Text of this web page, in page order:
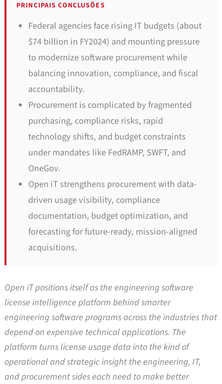
PRINCIPAIS CONCLUSÕES
Federal agencies face rising IT budgets (about
$74 billion in FY2024) and mounting pressure
to modernize software procurement while
balancing innovation, compliance, and fiscal
accountability.
Procurement is complicated by fragmented
purchasing, compliance risks, rapid
technology shifts, and budget constraints
under mandates like FedRAMP, SWFT, and
OneGov.
Open iT strengthens procurement with data-
driven usage visibility, compliance
documentation, budget optimization, and
forecasting for future-ready, mission-aligned
acquisitions.
Open iT positions itself as the engineering software
license intelligence platform behind smarter
engineering software programs across the industries that
depend on expensive technical applications. The
platform turns license usage data into the kind of
operational and strategic insight the engineering, IT,
and procurement sides each need to make better